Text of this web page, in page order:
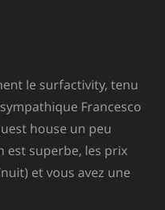
le surfactivity, tenu
Francesco
house un peu
est superbe, les prix
et vous avez une